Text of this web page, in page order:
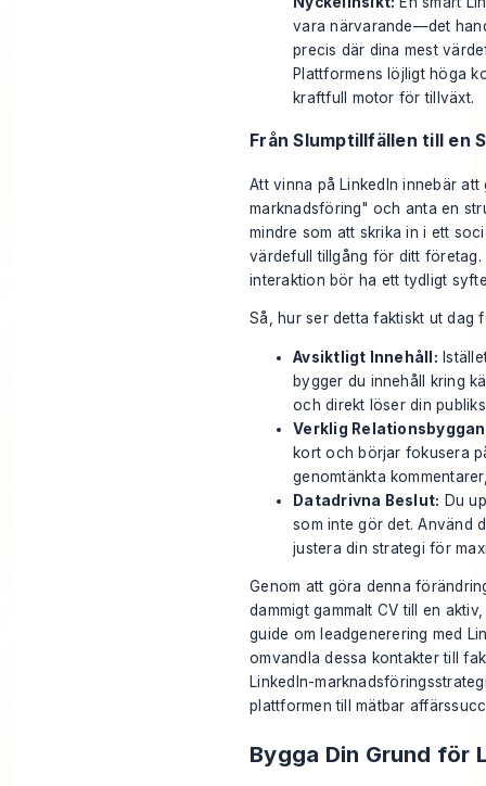
vara närvarande—det
precis där dina mest
Plattformens löjligt höga
kraftfull motor för tillväxt.
Från Slumptillfällen till en
Att vinna på LinkedIn innebär
marknadsföring" och anta en
mindre som att skrika in i ett
värdefull tillgång för ditt
interaktion bör ha ett tydligt
Så, hur ser detta faktiskt ut dag
Avsiktligt Innehåll:
bygger du innehåll kring
och direkt löser din
Verklig
kort och börjar fokusera
genomtänkta
Datadrivna Beslut: Du
som inte gör det. Använd
justera din strategi för
Genom att göra denna
dammigt gammalt CV till en
guide om leadgenerering med
omvandla dessa kontakter till
LinkedIn-
plattformen till mätbar
Bygga Din Grund för